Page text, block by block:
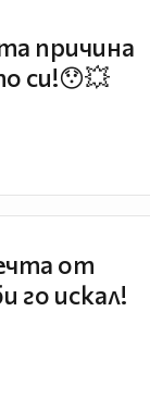
причина
си!😯💥
от
го искал!